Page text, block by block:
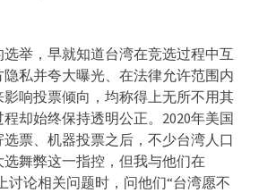
举，早就知道台湾在竞选过程中互
私并夸大曝光、在法律允许范围内
响投票倾向，均称得上无所不用其
却始终保持透明公正。2020年美国
票、机器投票之后，不少台湾人口
舞弊这一指控，但我与他们在
讨论相关问题时，问他们“台湾愿不